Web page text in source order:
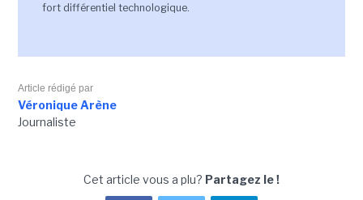
fort différentiel technologique.
Article rédigé par
Véronique Arène
Journaliste
Cet article vous a plu? Partagez le !